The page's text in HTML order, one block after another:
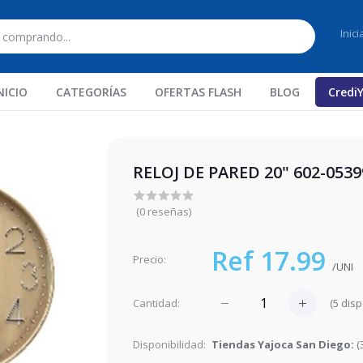
CATEGORÍAS OFERTAS FLASH BLOG
RELOJ DE PARED 20" 602-
(0 reseñas)
Precio: Ref 17.99 /UNI
Cantidad: (5
Disponibilidad: Tiendas Yajoca San Diego: (